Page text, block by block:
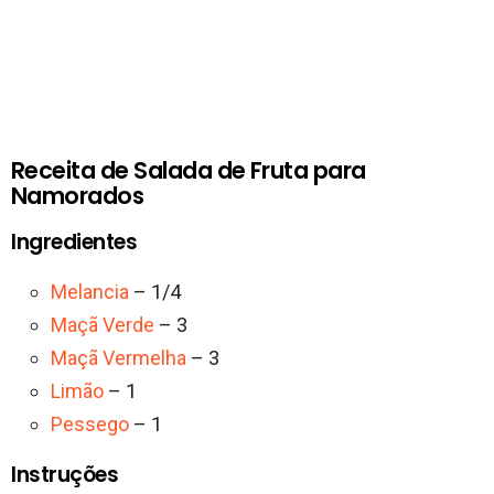
Receita de Salada de Fruta para
Namorados
Ingredientes
Melancia – 1/4
Maçã Verde – 3
Maçã Vermelha – 3
Limão – 1
Pessego – 1
Instruções